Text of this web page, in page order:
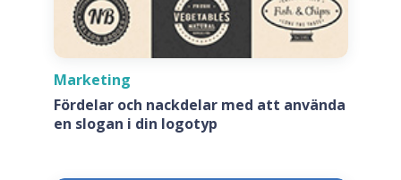
Marketing
Fördelar och nackdelar med att använda
en slogan i din logotyp